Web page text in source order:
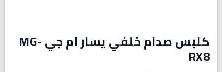
كلبس صدام خلفي يسار ام جي MG-
RX8